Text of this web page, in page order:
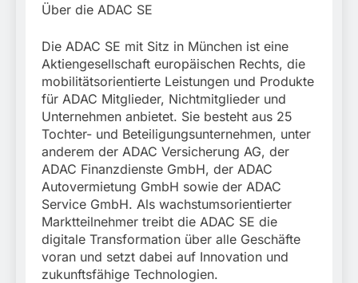
Über die ADAC SE
Die ADAC SE mit Sitz in München ist eine
Aktiengesellschaft europäischen Rechts, die
mobilitätsorientierte Leistungen und Produkte
für ADAC Mitglieder, Nichtmitglieder und
Unternehmen anbietet. Sie besteht aus 25
Tochter- und Beteiligungsunternehmen, unter
anderem der ADAC Versicherung AG, der
ADAC Finanzdienste GmbH, der ADAC
Autovermietung GmbH sowie der ADAC
Service GmbH. Als wachstumsorientierter
Marktteilnehmer treibt die ADAC SE die
digitale Transformation über alle Geschäfte
voran und setzt dabei auf Innovation und
zukunftsfähige Technologien.